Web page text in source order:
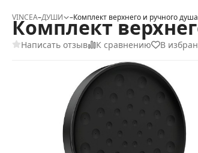
VINCEA–ДУШИ –Комплект верхнего и ручного
Комплект
Написать отзыв К сравнению В